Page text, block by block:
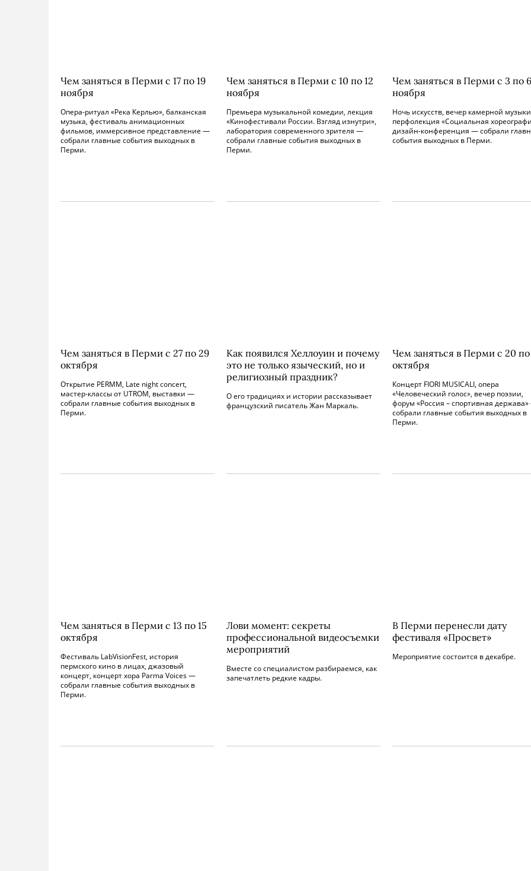
Чем заняться в Перми с 17 по 19
ноября
Опера-ритуал «Река Керлью», балканская
музыка, фестиваль анимационных
фильмов, иммерсивное представление —
собрали главные события выходных в
Перми.
Чем заняться в Перми с 10 по 12
ноября
Премьера музыкальной комедии, лекция
«Кинофестивали России. Взгляд изнутри»,
лаборатория современного зрителя —
собрали главные события выходных в
Перми.
Чем заняться в Перми с 3 по 6
ноября
Ночь искусств, вечер камерной
перфолекция «Социальная
дизайн-конференция — собрали
события выходных в Перми.
Чем заняться в Перми с 27 по 29
октября
Открытие PERMM, Late night concert,
мастер-классы от UTROM, выставки —
собрали главные события выходных в
Перми.
Как появился Хеллоуин и почему
это не только языческий, но и
религиозный праздник?
О его традициях и истории рассказывает
французский писатель Жан Маркаль.
Чем заняться в Перми с 20
октября
Концерт FIORI MUSICALI, опера
«Человеческий голос», вечер поэзии,
форум «Россия – спортивная
собрали главные события выходных в
Перми.
Чем заняться в Перми с 13 по 15
октября
Фестиваль LabVisionFest, история
пермского кино в лицах, джазовый
концерт, концерт хора Parma Voices —
собрали главные события выходных в
Перми.
Лови момент: секреты
профессиональной видеосъемки
мероприятий
Вместе со специалистом разбираемся, как
запечатлеть редкие кадры.
В Перми перенесли дату
фестиваля «Просвет»
Мероприятие состоится в декабре.